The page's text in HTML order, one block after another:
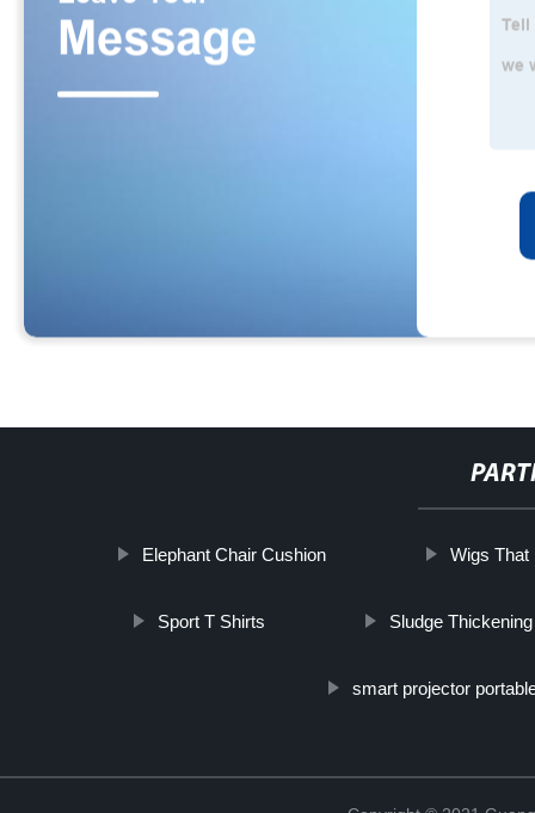
Elephant Chair Cushion Wigs That
Sport T Shirts Sludge
smart projector